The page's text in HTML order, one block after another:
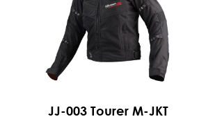
JJ-003 Tourer M-JKT